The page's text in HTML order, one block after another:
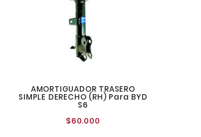
AMORTIGUADOR TRASERO
SIMPLE DERECHO (RH) Para BYD
S6
$60.000